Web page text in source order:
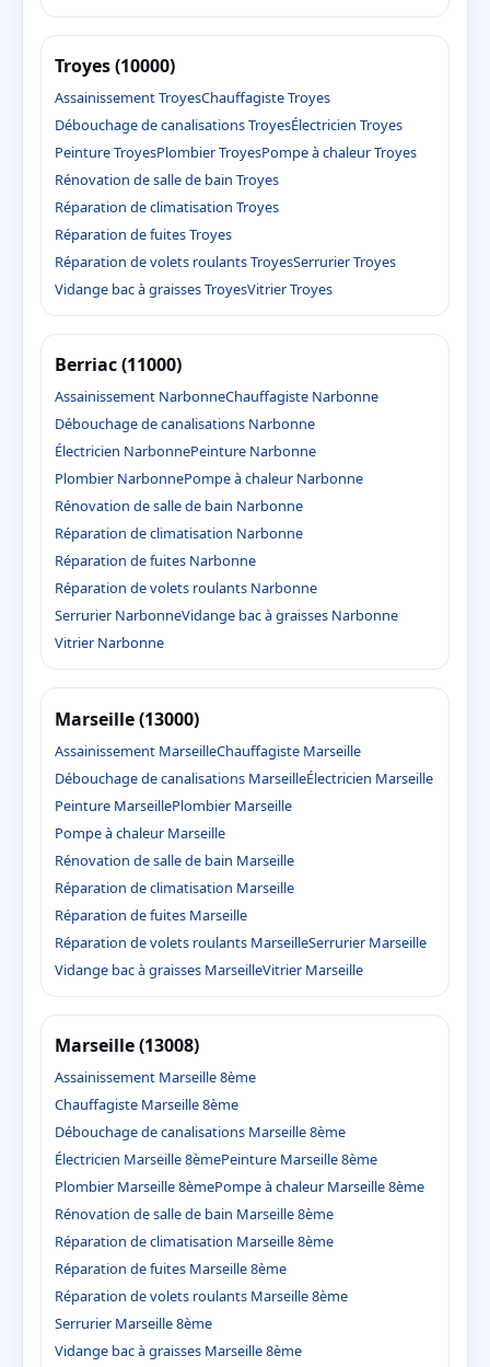
Troyes (10000)
Assainissement TroyesChauffagiste Troyes
Débouchage de canalisations TroyesÉlectricien Troyes
Peinture TroyesPlombier TroyesPompe à chaleur Troyes
Rénovation de salle de bain Troyes
Réparation de climatisation Troyes
Réparation de fuites Troyes
Réparation de volets roulants TroyesSerrurier Troyes
Vidange bac à graisses TroyesVitrier Troyes
Berriac (11000)
Assainissement NarbonneChauffagiste Narbonne
Débouchage de canalisations Narbonne
Électricien NarbonnePeinture Narbonne
Plombier NarbonnePompe à chaleur Narbonne
Rénovation de salle de bain Narbonne
Réparation de climatisation Narbonne
Réparation de fuites Narbonne
Réparation de volets roulants Narbonne
Serrurier NarbonneVidange bac à graisses Narbonne
Vitrier Narbonne
Marseille (13000)
Assainissement MarseilleChauffagiste Marseille
Débouchage de canalisations MarseilleÉlectricien Marseille
Peinture MarseillePlombier Marseille
Pompe à chaleur Marseille
Rénovation de salle de bain Marseille
Réparation de climatisation Marseille
Réparation de fuites Marseille
Réparation de volets roulants MarseilleSerrurier Marseille
Vidange bac à graisses MarseilleVitrier Marseille
Marseille (13008)
Assainissement Marseille 8ème
Chauffagiste Marseille 8ème
Débouchage de canalisations Marseille 8ème
Électricien Marseille 8èmePeinture Marseille 8ème
Plombier Marseille 8èmePompe à chaleur Marseille 8ème
Rénovation de salle de bain Marseille 8ème
Réparation de climatisation Marseille 8ème
Réparation de fuites Marseille 8ème
Réparation de volets roulants Marseille 8ème
Serrurier Marseille 8ème
Vidange bac à graisses Marseille 8ème